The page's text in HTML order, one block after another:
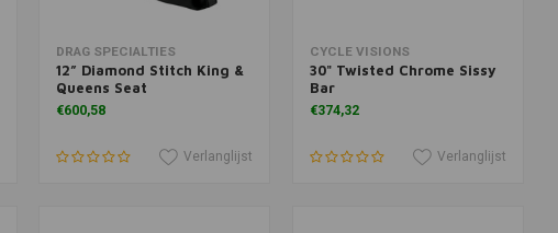
Toevoegen aan winkelwagen
DRAG SPECIALTIES
12” Diamond Stitch King &
Queens Seat
€600,58
Verlanglijst
Toevoegen aan winkelwagen
CYCLE VISIONS
30" Twisted Chrome Sissy
Bar
€374,32
Verlanglijst